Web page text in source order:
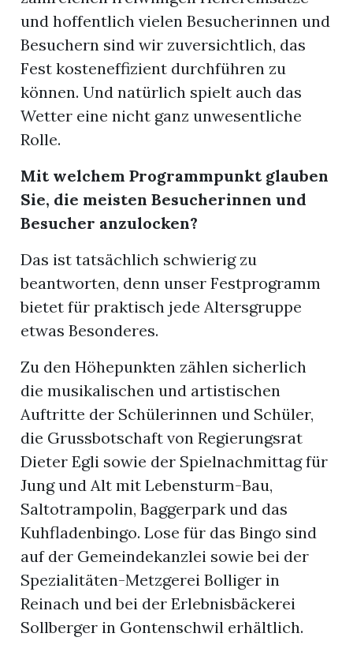
und hoffentlich vielen Besucherinnen und
Besuchern sind wir zuversichtlich, das
Fest kosteneffizient durchführen zu
können. Und natürlich spielt auch das
Wetter eine nicht ganz unwesentliche
Rolle.
Mit welchem Programmpunkt glauben
Sie, die meisten Besucherinnen und
Besucher anzulocken?
Das ist tatsächlich schwierig zu
beantworten, denn unser Festprogramm
bietet für praktisch jede Altersgruppe
etwas Besonderes.
Zu den Höhepunkten zählen sicherlich
die musikalischen und artistischen
Auftritte der Schülerinnen und Schüler,
die Grussbotschaft von Regierungsrat
Dieter Egli sowie der Spielnachmittag für
Jung und Alt mit Lebensturm-Bau,
Saltotrampolin, Baggerpark und das
Kuhfladenbingo. Lose für das Bingo sind
auf der Gemeindekanzlei sowie bei der
Spezialitäten-Metzgerei Bolliger in
Reinach und bei der Erlebnisbäckerei
Sollberger in Gontenschwil erhältlich.